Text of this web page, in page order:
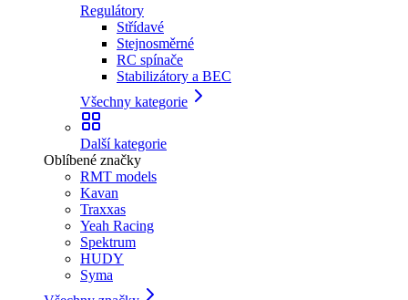
Regulátory
Střídavé
Stejnosměrné
RC spínače
Stabilizátory a BEC
Všechny kategorie
Další kategorie
Oblíbené značky
RMT models
Kavan
Traxxas
Yeah Racing
Spektrum
HUDY
Syma